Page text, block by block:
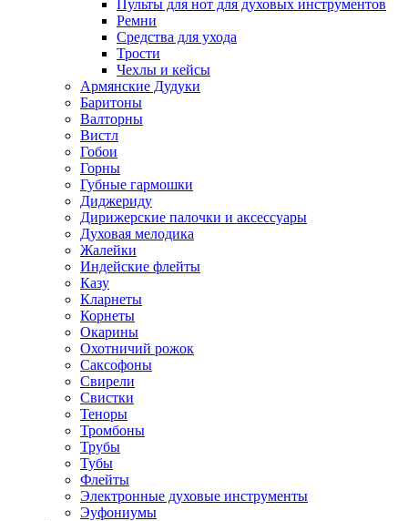
Пульты для нот для духовых инструментов
Ремни
Средства для ухода
Трости
Чехлы и кейсы
Армянские Дудуки
Баритоны
Валторны
Вистл
Гобои
Горны
Губные гармошки
Диджериду
Дирижерские палочки и аксессуары
Духовая мелодика
Жалейки
Индейские флейты
Казу
Кларнеты
Корнеты
Окарины
Охотничий рожок
Саксофоны
Свирели
Свистки
Теноры
Тромбоны
Трубы
Тубы
Флейты
Электронные духовые инструменты
Эуфониумы